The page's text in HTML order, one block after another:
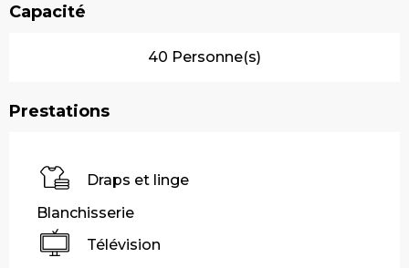
Capacité
40 Personne(s)
Prestations
Draps et linge
Blanchisserie
Télévision